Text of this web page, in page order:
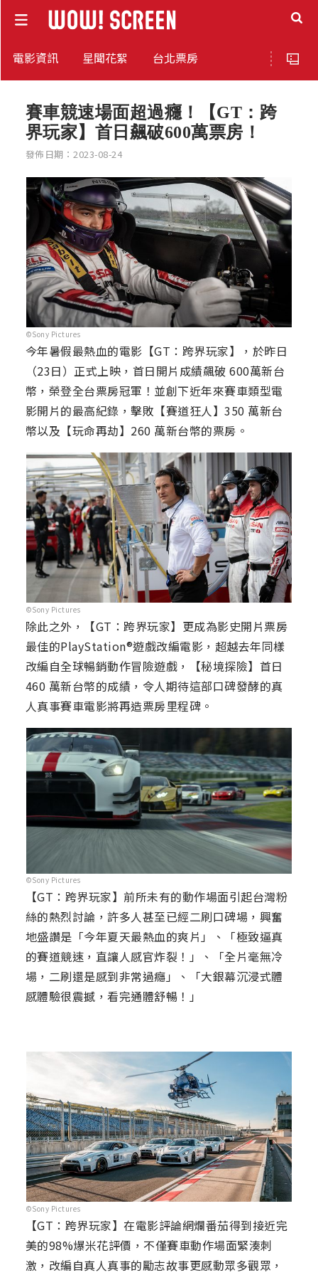
電影資訊 星聞花絮 台北票房
賽車競速場面超過癮！【GT：跨
界玩家】首日飆破600萬票房！
發佈日期：2023-08-24
©Sony Pictures
今年暑假最熱血的電影【GT：跨界玩家】，於昨日
（23日）正式上映，首日開片成績飆破 600萬新台
幣，榮登全台票房冠軍！並創下近年來賽車類型電
影開片的最高紀錄，擊敗【賽道狂人】350 萬新台
幣以及【玩命再劫】260 萬新台幣的票房。
©Sony Pictures
除此之外，【GT：跨界玩家】更成為影史開片票房
最佳的PlayStation®遊戲改編電影，超越去年同樣
改編自全球暢銷動作冒險遊戲，【秘境探險】首日
460 萬新台幣的成績，令人期待這部口碑發酵的真
人真事賽車電影將再造票房里程碑。
©Sony Pictures
【GT：跨界玩家】前所未有的動作場面引起台灣粉
絲的熱烈討論，許多人甚至已經二刷口碑場，興奮
地盛讚是「今年夏天最熱血的爽片」、「極致逼真
的賽道競速，直讓人感官炸裂！」、「全片毫無冷
場，二刷還是感到非常過癮」、「大銀幕沉浸式體
感體驗很震撼，看完通體舒暢！」
©Sony Pictures
【GT：跨界玩家】在電影評論網爛番茄得到接近完
美的98%爆米花評價，不僅賽車動作場面緊湊刺
激，改編自真人真事的勵志故事更感動眾多觀眾，